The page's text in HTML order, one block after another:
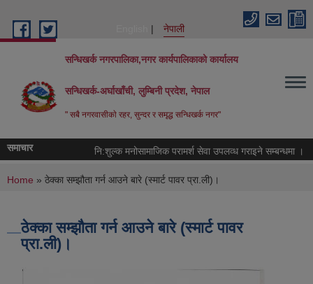
नेपाली
सन्धिखर्क नगरपालिका,नगर कार्यपालिकाको कार्यालय
सन्धिखर्क-अर्घाखाँची, लुम्बिनी प्रदेश, नेपाल
" सबै नगरवासीकाे रहर, सुन्दर र समृद्ध सन्धिखर्क नगर"
समाचार नि:शुल्क मनोसामाजिक परामर्श सेवा उपलव्ध गराइने सम्बन्धमा ।
You are here
Home » ठेक्का सम्झौता गर्न आउने बारे (स्मार्ट पावर प्रा.ली)।
ठेक्का सम्झौता गर्न आउने बारे (स्मार्ट पावर
प्रा.ली)।